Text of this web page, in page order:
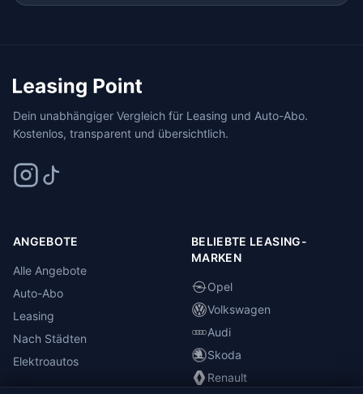
Dein unabhängiger Vergleich für Leasing und Auto-Abo.
Kostenlos, transparent und übersichtlich.
ANGEBOTE
Alle Angebote
Auto-Abo
Leasing
Nach Städten
Elektroautos
BELIEBTE LEASING-
MARKEN
Opel
Volkswagen
Audi
Skoda
Renault